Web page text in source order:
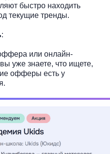
быстро находить
текущие тренды.
:
или онлайн-
уже знаете, что ищете,
офферы есть у